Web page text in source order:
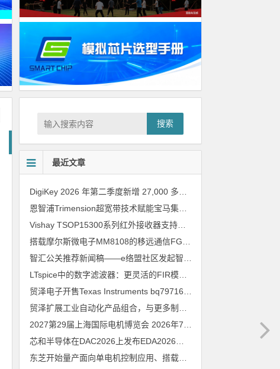
搜索
最近文章
恩智浦Trimension超宽带技术赋能宝马集团Digital Key Plus及生命体存在检测功能
Vishay TSOP15300系列红外接收器支持所有主流遥控代码
LTspice中的数字滤波器：更灵活的FIR模型
2027第29届上海国际电机博览会 2026年7月30日
东芝开始量产面向单电机控制应用、搭载Arm Cortex M4内核的小型微控制器